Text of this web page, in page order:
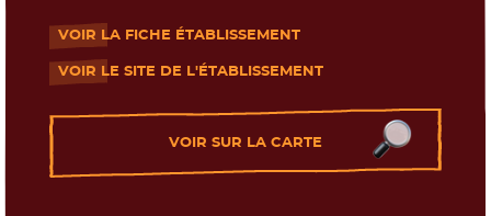
VOIR LA FICHE ÉTABLISSEMENT
- Nouvelle fenêtre
VOIR LE SITE DE L'ÉTABLISSEMENT
- Nouvelle fenêtre
VOIR SUR LA CARTE